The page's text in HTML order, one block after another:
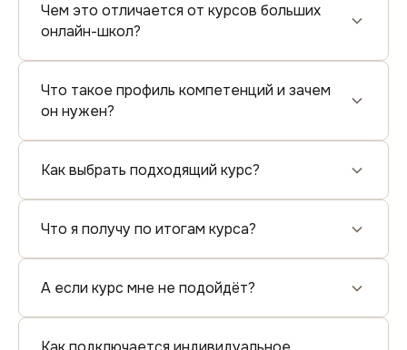
Чем это отличается от курсов больших
онлайн-школ?
Что такое профиль компетенций и зачем
он нужен?
Как выбрать подходящий курс?
Что я получу по итогам курса?
А если курс мне не подойдёт?